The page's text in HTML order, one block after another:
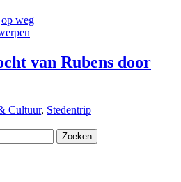
op weg
van Rubens door
Cultuur, Stedentrip